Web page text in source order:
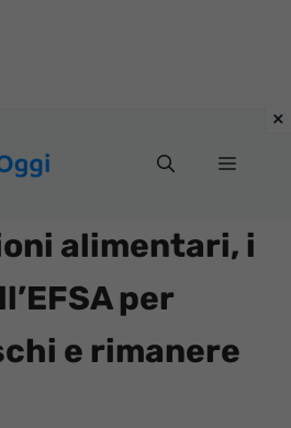
Menu
alimentari, i
per
e rimanere